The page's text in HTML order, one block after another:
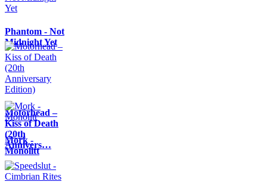
Phantom - Not
Midnight Yet
Motörhead –
Kiss of Death
(20th
Annivers…
Mork -
Monolitt